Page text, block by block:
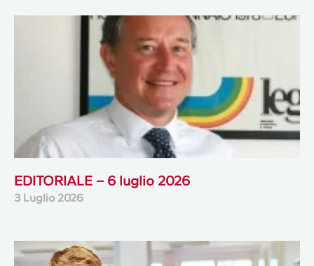
EDITORIALE – 6 luglio 2026
3 Luglio 2026